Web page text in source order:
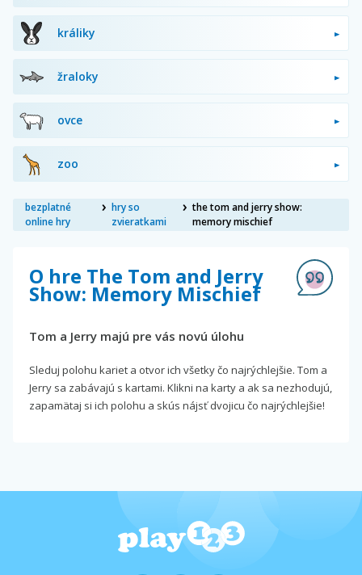
králiky
žraloky
ovce
zoo
bezplatné
online hry
hry so
zvieratkami
the tom and jerry show:
memory mischief
O hre The Tom and Jerry
Show: Memory Mischief
Tom a Jerry majú pre vás novú úlohu
Sleduj polohu kariet a otvor ich všetky čo najrýchlejšie. Tom a
Jerry sa zabávajú s kartami. Klikni na karty a ak sa nezhodujú,
zapamätaj si ich polohu a skús nájsť dvojicu čo najrýchlejšie!